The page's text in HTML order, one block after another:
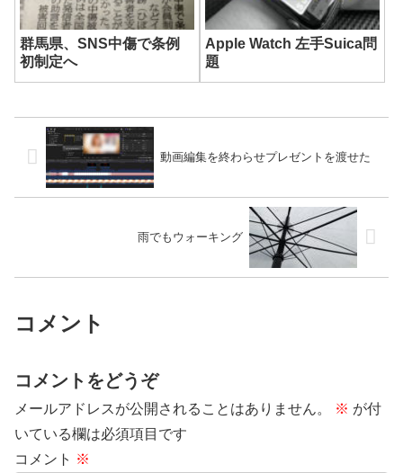
群馬県、SNS中傷で条例
初制定へ
Apple Watch 左手Suica問
題
動画編集を終わらせプレゼントを渡せた
雨でもウォーキング
コメント
コメントをどうぞ
メールアドレスが公開されることはありません。 ※ が付
いている欄は必須項目です
コメント ※